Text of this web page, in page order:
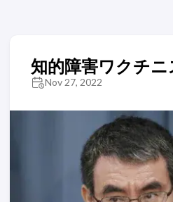
知的障害ワクチニ
Nov 27, 2022